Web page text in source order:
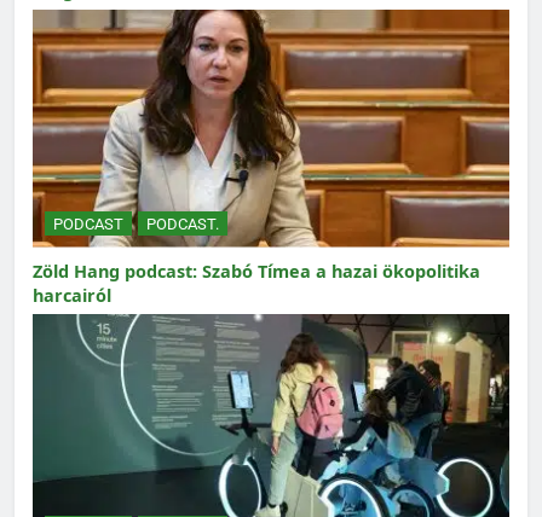
PODCAST PODCAST.
Zöld Hang podcast: Szabó Tímea a hazai ökopolitika
harcairól